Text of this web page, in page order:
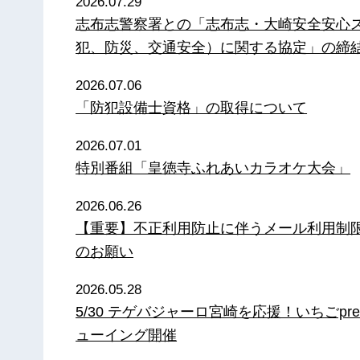
志布志警察署との「志布志・大崎安全安心
犯、防災、交通安全）に関する協定」の締
2026.07.06
「防犯設備士資格」の取得について
2026.07.01
特別番組「皇徳寺ふれあいカラオケ大会」
2026.06.26
【重要】不正利用防止に伴うメール利用制
のお願い
2026.05.28
5/30 テゲバジャーロ宮崎を応援！いちご
ューイング開催